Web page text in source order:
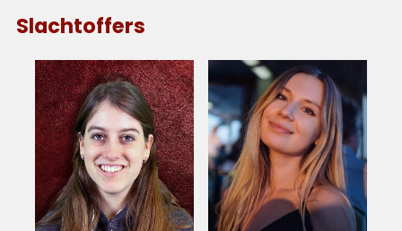
Slachtoffers